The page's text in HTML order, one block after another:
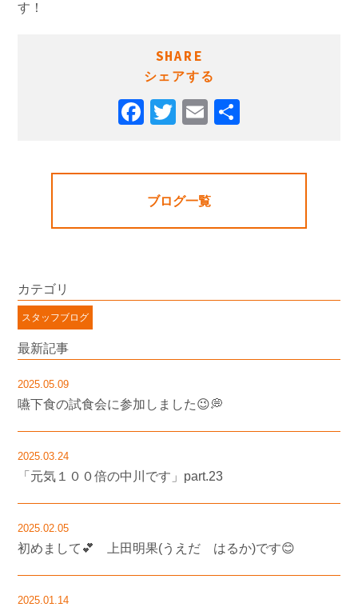
す！
SHARE
シェアする
ブログ一覧
カテゴリ
スタッフブログ
最新記事
2025.05.09
嚥下食の試食会に参加しました😉💭
2025.03.24
「元気１００倍の中川です」part.23
2025.02.05
初めまして💕 上田明果(うえだ はるか)です😊
2025.01.14